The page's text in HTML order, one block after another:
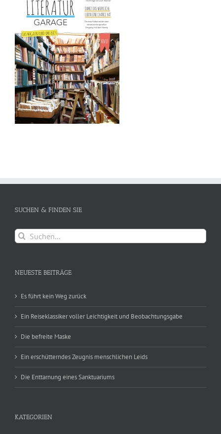
SUCHEN & FINDEN SIE
Suche
nach:
NEUESTE BEITRÄGE
Es führt kein Weg zurück
Ein Reiseklassiker voller Leichtigkeit und Beobachtungsgabe
Die befreite Maske
Ein erschütterndes Zeugnis menschlichen Leids
Die Enttarnung eines Sanktuariums
KATEGORIEN